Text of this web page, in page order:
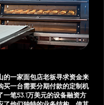
的一家面包店老板寻求资金来
买一台需要分期付款的定制机
一笔53.1万美元的设备融资方